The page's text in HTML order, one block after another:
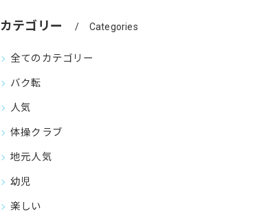
カテゴリー Categories
全てのカテゴリー
バク転
人気
体操クラブ
地元人気
幼児
楽しい